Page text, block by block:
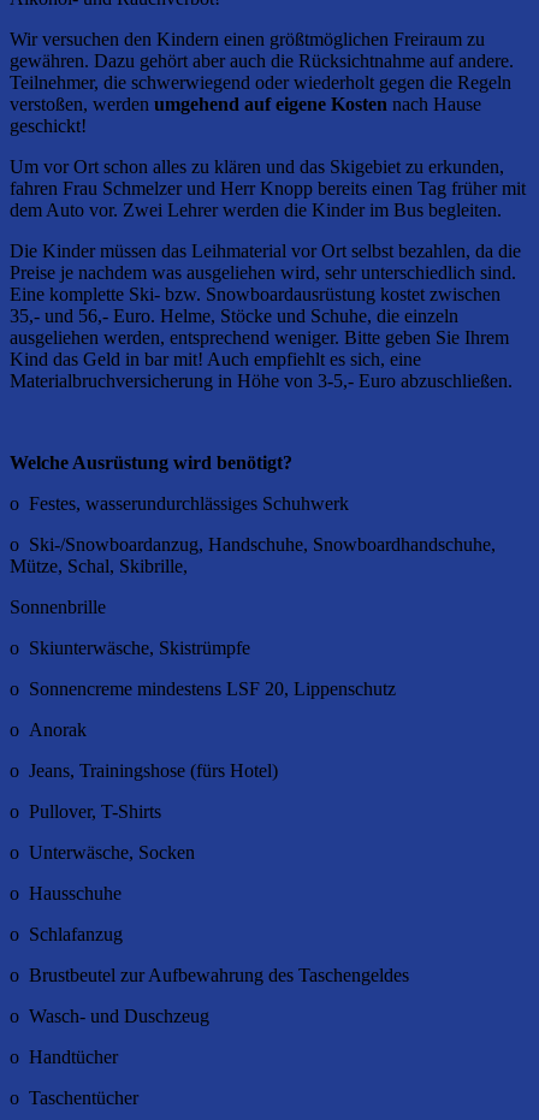
Wir versuchen den Kindern einen größtmöglichen Freiraum zu
gewähren. Dazu gehört aber auch die Rücksichtnahme auf andere.
Teilnehmer, die schwerwiegend oder wiederholt gegen die Regeln
verstoßen, werden umgehend auf eigene Kosten nach Hause
geschickt!
Um vor Ort schon alles zu klären und das Skigebiet zu erkunden,
fahren Frau Schmelzer und Herr Knopp bereits einen Tag früher mit
dem Auto vor. Zwei Lehrer werden die Kinder im Bus begleiten.
Die Kinder müssen das Leihmaterial vor Ort selbst bezahlen, da die
Preise je nachdem was ausgeliehen wird, sehr unterschiedlich sind.
Eine komplette Ski- bzw. Snowboardausrüstung kostet zwischen
35,- und 56,- Euro. Helme, Stöcke und Schuhe, die einzeln
ausgeliehen werden, entsprechend weniger. Bitte geben Sie Ihrem
Kind das Geld in bar mit! Auch empfiehlt es sich, eine
Materialbruchversicherung in Höhe von 3-5,- Euro abzuschließen.
Welche Ausrüstung wird benötigt?
o Festes, wasserundurchlässiges Schuhwerk
o Ski-/Snowboardanzug, Handschuhe, Snowboardhandschuhe,
Mütze, Schal, Skibrille,
Sonnenbrille
o Skiunterwäsche, Skistrümpfe
o Sonnencreme mindestens LSF 20, Lippenschutz
o Anorak
o Jeans, Trainingshose (fürs Hotel)
o Pullover, T-Shirts
o Unterwäsche, Socken
o Hausschuhe
o Schlafanzug
o Brustbeutel zur Aufbewahrung des Taschengeldes
o Wasch- und Duschzeug
o Handtücher
o Taschentücher